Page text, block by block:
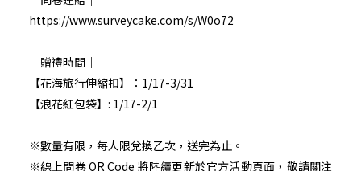
https://www.surveycake.com/s/W0o72
｜贈禮時間｜
【花海旅行伸縮扣】：1/17-3/31
【浪花紅包袋】: 1/17-2/1
※數量有限，每人限兌換乙次，送完為止。
※線上問卷 QR Code 將陸續更新於官方活動頁面，敬請關注